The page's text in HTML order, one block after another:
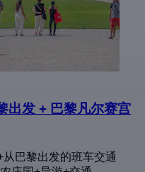
出发 + 巴黎凡尔赛宫
巴黎出发的班车交通